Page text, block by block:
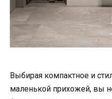
Выбирая компактное и
маленькой прихожей, вы